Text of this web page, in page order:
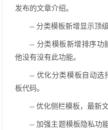
发布的文章介绍。
-- 分类模板新增显示顶
-- 分类模板新增排序功
他没有没有此功能。
-- 优化分类模板自动选
板代码。
-- 优化侧栏模板，最新
-- 加强主题模板隐私功